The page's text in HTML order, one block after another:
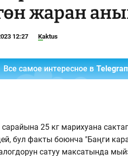
жаран
12:27 Kaktus
Все самое интересное в
сарайына 25 кг марихуана
бул факты боюнча "Баңги
сатуу максатында